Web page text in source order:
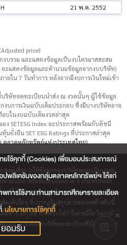
21 พ.ค. 2552
price)
บรวม และแสดงข้อมูลเป็นงบไตรมาสสะสม
จะแสดงข้อมูลและคำนวณข้อมูลจากงบบริษัท)
ยใน 7 วันทำการ หลังจากมีงบการเงินใหม่เข้า
บริษัทจดทะเบียนนำส่ง ณ งวดนั้นๆ ผู้ใช้ข้อมูล
งบการเงินฉบับเต็มประกอบ ซึ่งมีบางบริษัทอาจ
ยบในงบฉบับเต็มงวดล่าสุด
SETESG Index จะประกาศพร้อมกับดัชนี
ยั่งยืน SET ESG Ratings ที่ประกาศล่าสุด
ลาดหลักทรัพย์แห่งประเทศไทย)
งค์เพื่อการให้ข้อมูลของบริษัทจดทะเบียนและ
คำแนะนำหรือข้อเสนอแนะใด ๆ เกี่ยวกับหลัก
ยมิได้รับรองความถูกต้องเหมาะสมและครบถ้วน
ดเห็นใดๆ ที่ปรากฎในสรุปสารสนเทศข้างต้นนี้
ยหายใดๆ ที่อาจเกิดขึ้นไม่ว่าในกรณีใด ในกรณีที่
มเติม โปรดติดต่อบริษัทจดทะเบียนซึ่งได้จัดทำข้อ
ยใช้คุกกี้ (Cookies) เพื่อมอบประสบการณ์
ปพลิเคชันของกลุ่มตลาดหลักทรัพย์ฯ ให้แก่
การใช้งาน ท่านสามารถศึกษารายละเอียด
นโยบายการใช้คุกกี้
ยอมรับ